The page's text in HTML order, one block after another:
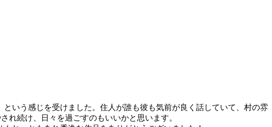
いう感じを受けました。住人が誰も彼も気前が良く話していて、村の雰
れ続け、日々を過ごすのもいいかと思います。